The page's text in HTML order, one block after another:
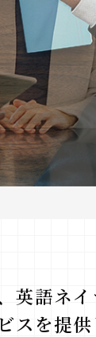
英語ネ
スを提